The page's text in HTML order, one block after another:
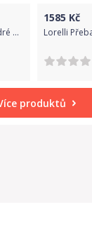
Taška Mama Sensillo Modré pampelišky, Modrá
1585 Kč
produktů